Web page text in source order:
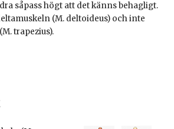
såpass högt att det känns behagligt.
(M. deltoideus) och inte
trapezius).